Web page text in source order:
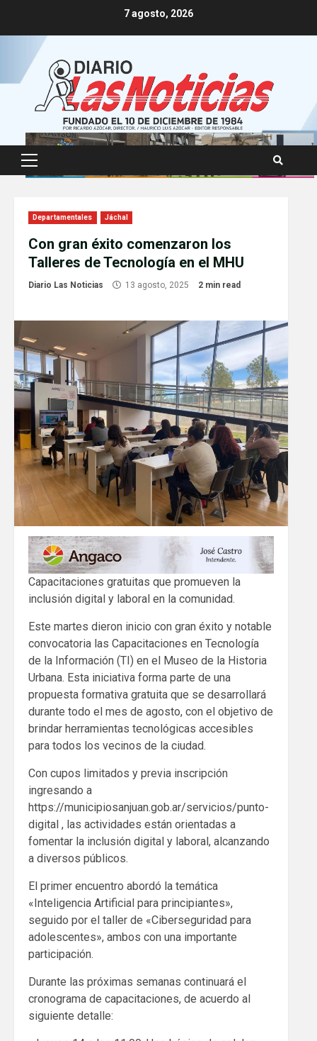
7 agosto, 2026
Primary
Menu
Departamentales Jáchal
Con gran éxito comenzaron los
Talleres de Tecnología en el MHU
Diario Las Noticias 13 agosto, 2025 2 min read
Capacitaciones gratuitas que promueven la
inclusión digital y laboral en la comunidad.
Este martes dieron inicio con gran éxito y notable
convocatoria las Capacitaciones en Tecnología
de la Información (TI) en el Museo de la Historia
Urbana. Esta iniciativa forma parte de una
propuesta formativa gratuita que se desarrollará
durante todo el mes de agosto, con el objetivo de
brindar herramientas tecnológicas accesibles
para todos los vecinos de la ciudad.
Con cupos limitados y previa inscripción
ingresando a
https://municipiosanjuan.gob.ar/servicios/punto-
digital , las actividades están orientadas a
fomentar la inclusión digital y laboral, alcanzando
a diversos públicos.
El primer encuentro abordó la temática
«Inteligencia Artificial para principiantes»,
seguido por el taller de «Ciberseguridad para
adolescentes», ambos con una importante
participación.
Durante las próximas semanas continuará el
cronograma de capacitaciones, de acuerdo al
siguiente detalle: